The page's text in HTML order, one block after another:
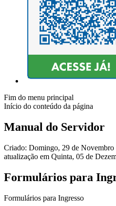
Fim do menu principal
Início do conteúdo da página
Manual do Servidor
Criado: Domingo, 29 de Novembro
atualização em Quinta, 05 de
Formulários para
Formulários para Ingresso